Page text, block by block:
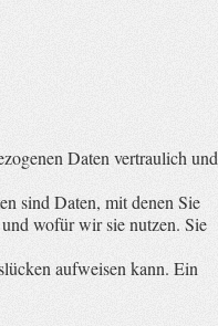
Daten vertraulich und
sind Daten, mit denen Sie
wofür wir sie nutzen. Sie
aufweisen kann. Ein